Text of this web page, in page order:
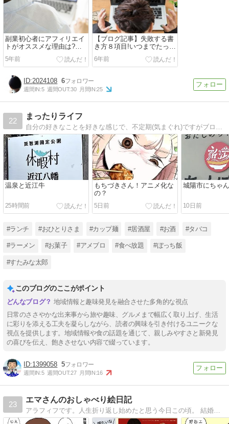
副業初心者にアフィリエイ
トがオススメな理由は?成
功に必要な5つのもの
5年前
【ブログ記事】失敗する書
き方８項目!いつまでたって
も稼げない方法
6年前
2024108 6
週間IN:5 週間OUT:30 月間IN:25
22
まったりライフ
自分の好きなことを好きな感じで、不定期(気まぐれ)ですがブログ更新しています。
温泉と近江牛
25時間前
もちづきさん！アニメ化な
の？
5日前
城陽市にちゃ
10日前
#ランチ #おひとりさま #カップ麺 #居酒屋 #お酒 #タバコ
#ラーメン #お菓子 #アメブロ #食べ放題 #ぼっち飯
#すたみな太郎
このブログのここがポイント
地域情報と趣味発見を融合させた多角的な視点
日常のささやかな出来事から旅や趣味、グルメまで幅広く取り上げ、生活
に彩りを添える工夫を凝らしながら、読者の興味を引き付けるユニークな
視点を提供します。地域情報や食の話題を通じて、親しみやすさと新発見
の喜びを伝え、飽きさせない内容で綴っています。
1399058 5
週間IN:5 週間OUT:27 月間IN:16
23
エマさんのおしゃべり絵日記
アラフィフです。人生折り返し始めたと思う今日この頃。 結婚、離婚、再婚活、再婚、介護、乳がん、ダイエット、グルメ、ペット、仕事などなど、 平凡なワタシに起こった出来事を日記&回顧話を書いてみました